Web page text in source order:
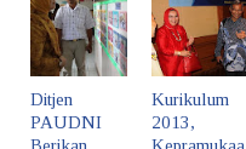
Ditjen
PAUDNI
Kurikulum
2013,